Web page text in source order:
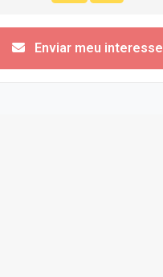
Enviar meu interesse